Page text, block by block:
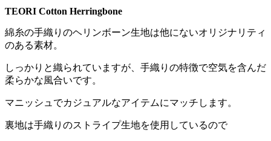
TEORI Cotton Herringbone
綿糸の手織りのヘリンボーン生地は他にないオリジナリティ
のある素材。
しっかりと織られていますが、手織りの特徴で空気を含んだ
柔らかな風合いです。
マニッシュでカジュアルなアイテムにマッチします。
裏地は手織りのストライプ生地を使用しているので